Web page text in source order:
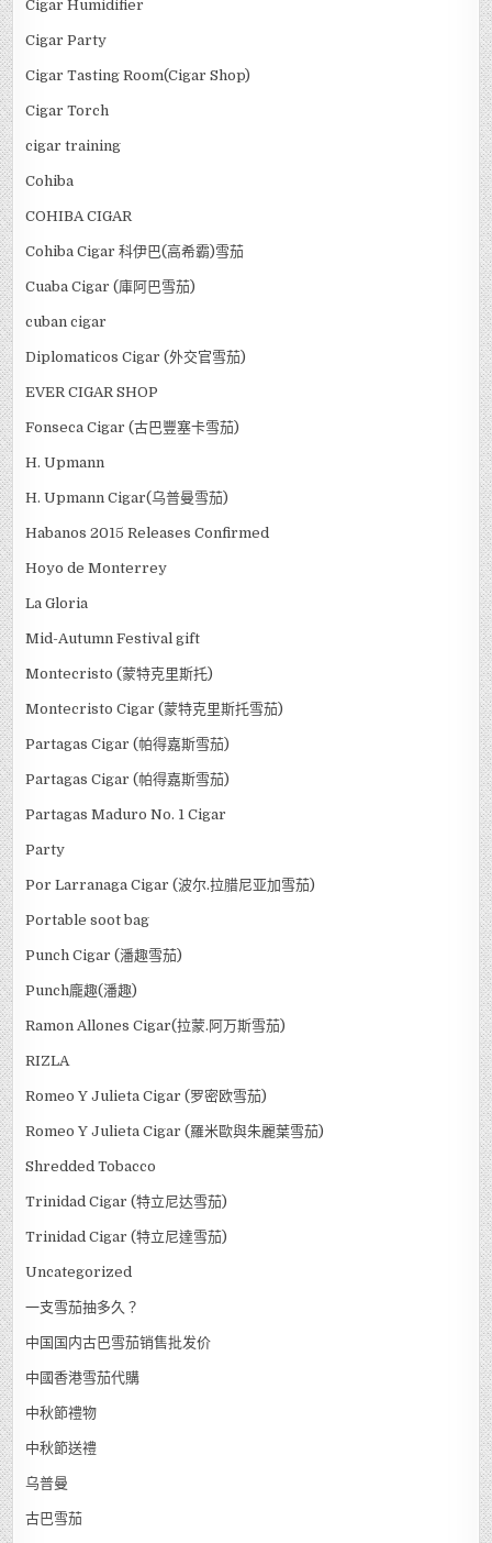
Cigar Humidifier
Cigar Party
Cigar Tasting Room(Cigar Shop)
Cigar Torch
cigar training
Cohiba
COHIBA CIGAR
Cohiba Cigar 科伊巴(高希霸)雪茄
Cuaba Cigar (庫阿巴雪茄)
cuban cigar
Diplomaticos Cigar (外交官雪茄)
EVER CIGAR SHOP
Fonseca Cigar (古巴豐塞卡雪茄)
H. Upmann
H. Upmann Cigar(乌普曼雪茄)
Habanos 2015 Releases Confirmed
Hoyo de Monterrey
La Gloria
Mid-Autumn Festival gift
Montecristo (蒙特克里斯托)
Montecristo Cigar (蒙特克里斯托雪茄)
Partagas Cigar (帕得嘉斯雪茄)
Partagas Cigar (帕得嘉斯雪茄)
Partagas Maduro No. 1 Cigar
Party
Por Larranaga Cigar (波尔.拉腊尼亚加雪茄)
Portable soot bag
Punch Cigar (潘趣雪茄)
Punch龐趣(潘趣)
Ramon Allones Cigar(拉蒙.阿万斯雪茄)
RIZLA
Romeo Y Julieta Cigar (罗密欧雪茄)
Romeo Y Julieta Cigar (羅米歐與朱麗葉雪茄)
Shredded Tobacco
Trinidad Cigar (特立尼达雪茄)
Trinidad Cigar (特立尼達雪茄)
Uncategorized
一支雪茄抽多久？
中国国内古巴雪茄销售批发价
中國香港雪茄代購
中秋節禮物
中秋節送禮
乌普曼
古巴雪茄